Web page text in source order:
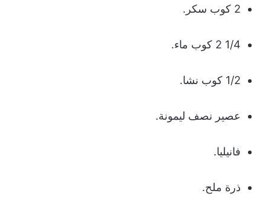
2 كوب سكر.
1/4 2 كوب ماء.
1/2 كوب نشا.
عصير نصف ليمونة.
فانيليا.
ذرة ملح.